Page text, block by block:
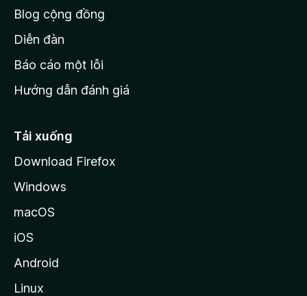
ủ
M
o
i
l
Blog cộng đồng
Diễn đàn
Báo cáo một lỗi
Hướng dẫn đánh giá
Tải xuống
Download Firefox
Windows
macOS
iOS
Android
Linux